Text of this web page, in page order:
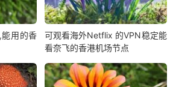
用的香
可观看海外Netflix 的VPN稳定能
看奈飞的香港机场节点